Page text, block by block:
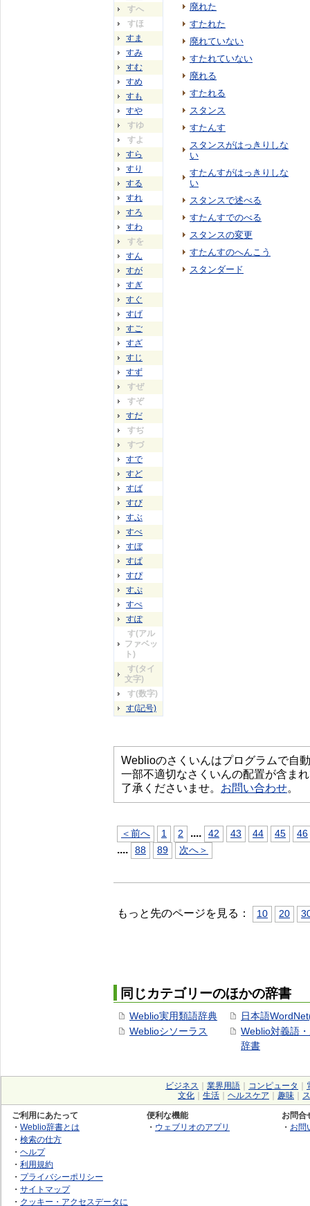
すへ
すほ
すま
すみ
すむ
すめ
すも
すや
すゆ
すよ
すら
すり
する
すれ
すろ
すわ
すを
すん
すが
すぎ
すぐ
すげ
すご
すざ
すじ
すず
すぜ
すぞ
すだ
すぢ
すづ
すで
すど
すば
すび
すぶ
すべ
すぼ
すぱ
すぴ
すぷ
すぺ
すぽ
す(アル
ファベッ
ト)
す(タイ
文字)
す(数字)
す(記号)
廃れた
すたれた
廃れていない
すたれていない
廃れる
すたれる
スタンス
すたんす
スタンスがはっきりしな
い
すたんすがはっきりしな
い
スタンスで述べる
すたんすでのべる
スタンスの変更
すたんすのへんこう
スタンダード
Weblioのさくいんはプログラムで自
一部不適切なさくいんの配置が含ま
了承くださいませ。 お問い合わせ。
＜前へ 1 2 .... 42 43 44 45 46
.... 88 89 次へ＞
もっと先のページを見る： 10 20
同じカテゴリーのほかの辞書
Weblio実用類語辞典
Weblioシソーラス
日本語
Weblio対義語
辞書
ビジネス 業界用語 コンピュータ
文化
生活 ヘルスケア 趣味
ご利用にあたって
・ Weblio辞書とは
・ 検索の仕方
・ ヘルプ
・ 利用規約
・ プライバシーポリシー
・ サイトマップ
・ クッキー・アクセスデータに
便利な機能
・ ウェブリオのアプリ
お問合
・ お問